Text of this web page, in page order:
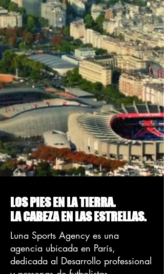
LOS PIES EN LA TIERRA.
LA CABEZA EN LAS ESTRELLAS.
Luna Sports Agency es una
agencia ubicada en París,
dedicada al Desarrollo professional